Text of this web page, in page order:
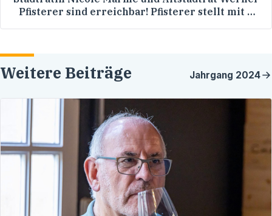
Pfisterer sind erreichbar! Pfisterer stellt mit 77
Weitere Beiträge Jahrgang 2024